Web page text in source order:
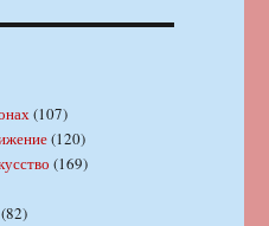
(107)
(120)
(169)
(82)